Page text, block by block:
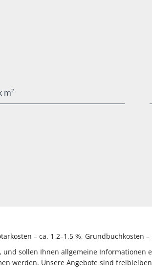
m²
– ca. 1,2–1,5 %, Grundbuchkosten –
sollen Ihnen allgemeine
werden. Unsere Angebote sind